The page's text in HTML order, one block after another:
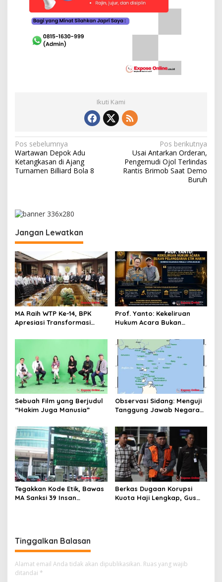
Ikuti Kami
N
a
v
a
s
i
p
o
s
Pos sebelumnya
Wartawan Depok Adu
Ketangkasan di Ajang
Turnamen Billiard Bola 8
Pos berikutnya
Usai Antarkan Orderan,
Pengemudi Ojol Terlindas
Rantis Brimob Saat Demo
Buruh
Jangan Lewatkan
MA Raih WTP Ke-14, BPK
Apresiasi Transformasi
Prof. Yanto: Kekeliruan
Hukum Acara Bukan
Koreksi Dilakukan Melalui
Upaya Hukum
Sebuah Film yang Berjudul
“Hakim Juga Manusia”
Observasi Sidang: Menguji
Tanggung Jawab Negara
Tegakkan Kode Etik, Bawas
MA Sanksi 39 Insan
Berkas Dugaan Korupsi
Kuota Haji Lengkap, Gus
Tinggalkan Balasan
Alamat email Anda tidak akan dipublikasikan. Ruas yang wajib
ditandai *